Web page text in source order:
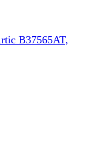
В37565AT,